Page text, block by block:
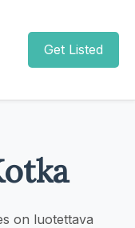
Get Listed
on luotettava